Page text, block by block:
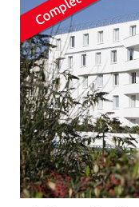
Votre date d'entrée